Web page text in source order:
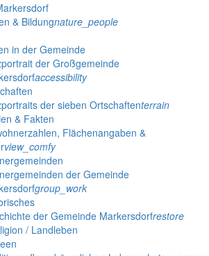
& Bildungnature_people
in der Gemeinde
der Großgemeinde
accessibility
der sieben Ortschaftenterrain
& Fakten
Flächenangaben &
view_comfy
der Gemeinde
group_work
der Gemeinde Markersdorfrestore
/ Landleben